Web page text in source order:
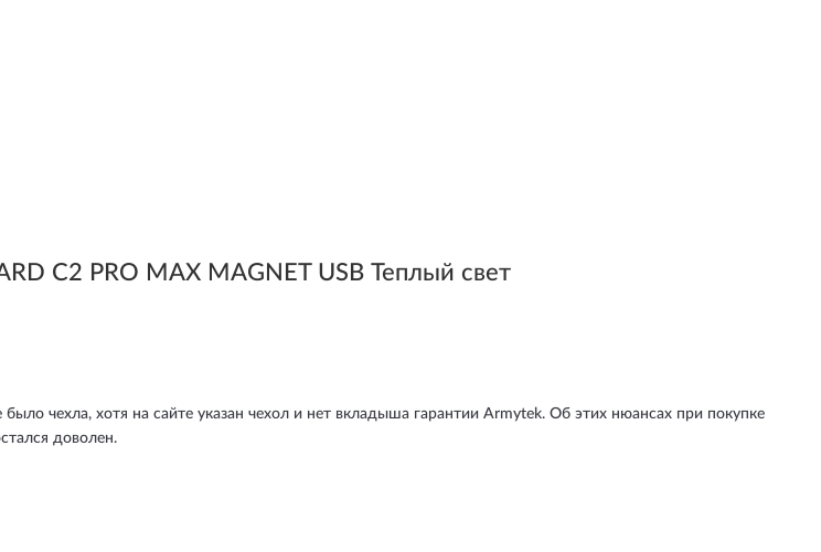
C2 PRO MAX MAGNET USB Теплый свет
было чехла, хотя на сайте указан чехол и нет вкладыша гарантии Armytek. Об этих нюансах при покупке
доволен.